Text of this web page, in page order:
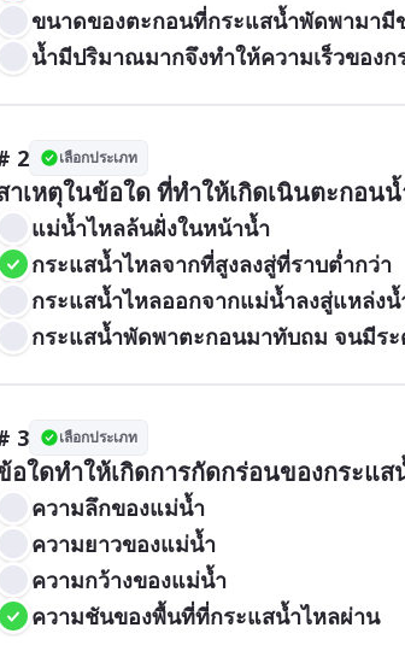
ขนาดของตะกอนที่กระแสน้ำพัดพามา
น้ำมีปริมาณมากจึงทำให้ความเร็วของ
2 เลือกประเภท
าเหตุในข้อใด ที่ทำให้เกิดเนินตะกอน
แม่น้ำไหลล้นฝั่งในหน้าน้ำ
กระแสน้ำไหลจากที่สูงลงสู่ที่ราบต่ำกว่า
กระแสน้ำไหลออกจากแม่น้ำลงสู่แหล่ง
กระแสน้ำพัดพาตะกอนมาทับถม จนมีระ
3 เลือกประเภท
อใดทำให้เกิดการกัดกร่อนของกระแ
ความลึกของแม่น้ำ
ความยาวของแม่น้ำ
ความกว้างของแม่น้ำ
ความชันของพื้นที่ที่กระแสน้ำไหลผ่าน